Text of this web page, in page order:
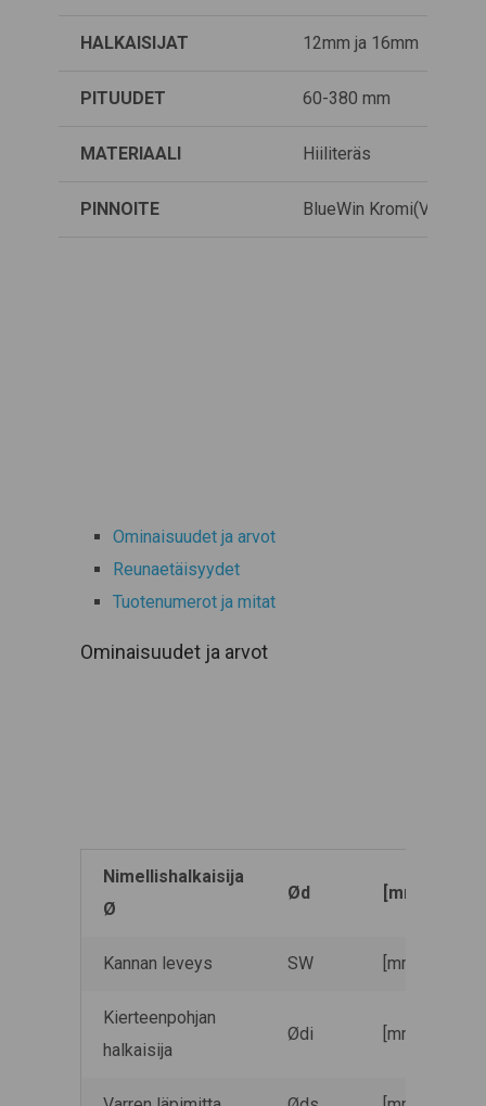
HALKAISIJAT 12mm ja 16mm
PITUUDET 60-380 mm
MATERIAALI Hiiliteräs
PINNOITE BlueWin Kromi(VI) -
Ominaisuudet ja arvot
Reunaetäisyydet
Tuotenumerot ja mitat
Ominaisuudet ja arvot
Nimellishalkaisija
Ø
Ød [mm]
Kannan leveys SW [mm]
Kierteenpohjan
halkaisija
Ødi [mm]